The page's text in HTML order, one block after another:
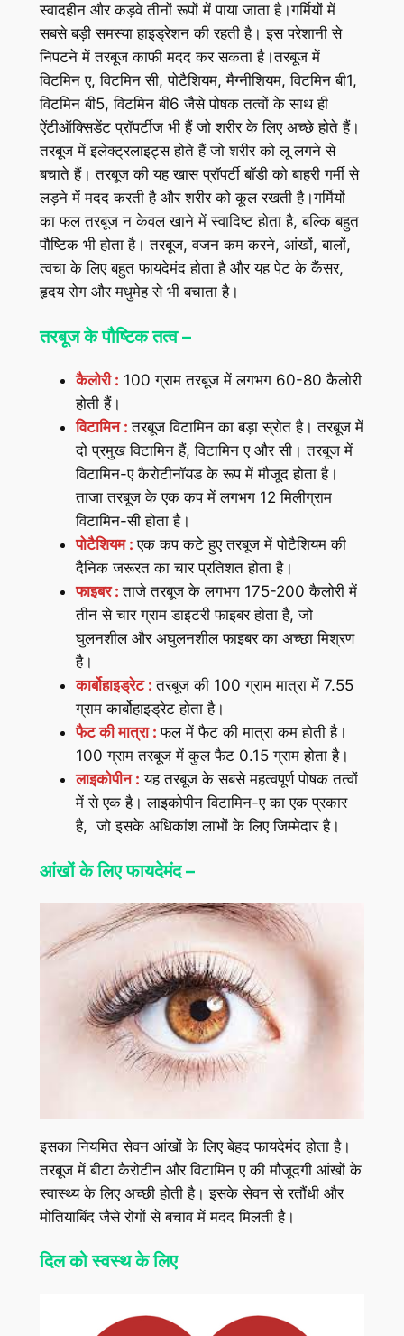
स्वादहीन और कड़वे तीनों रूपों में पाया जाता है।गर्मियों में
सबसे बड़ी समस्या हाइड्रेशन की रहती है। इस परेशानी से
निपटने में तरबूज काफी मदद कर सकता है।तरबूज में
विटमिन ए, विटमिन सी, पोटैशियम, मैग्नीशियम, विटमिन बी1,
विटमिन बी5, विटमिन बी6 जैसे पोषक तत्वों के साथ ही
ऐंटीऑक्सिडेंट प्रॉपर्टीज भी हैं जो शरीर के लिए अच्छे होते हैं।
तरबूज में इलेक्ट्रलाइट्स होते हैं जो शरीर को लू लगने से
बचाते हैं। तरबूज की यह खास प्रॉपर्टी बॉडी को बाहरी गर्मी से
लड़ने में मदद करती है और शरीर को कूल रखती है।गर्मियों
का फल तरबूज न केवल खाने में स्‍वादिष्‍ट होता है, बल्कि बहुत
पौष्टिक भी होता है। तरबूज, वजन कम करने, आंखों, बालों,
त्‍वचा के लिए बहुत फायदेमंद होता है और यह पेट के कैंसर,
हृदय रोग और मधुमेह से भी बचाता है।
तरबूज के पौष्टिक तत्व –
कैलोरी : 100 ग्राम तरबूज में लगभग 60-80 कैलोरी
होती हैं।
विटामिन : तरबूज विटामिन का बड़ा स्रोत है। तरबूज में
दो प्रमुख विटामिन हैं, विटामिन ए और सी। तरबूज में
विटामिन-ए कैरोटीनॉयड के रूप में मौजूद होता है।
ताजा तरबूज के एक कप में लगभग 12 मिलीग्राम
विटामिन-सी होता है।
पोटैशियम : एक कप कटे हुए तरबूज में पोटैशियम की
दैनिक जरूरत का चार प्रतिशत होता है।
फाइबर : ताजे तरबूज के लगभग 175-200 कैलोरी में
तीन से चार ग्राम डाइटरी फाइबर होता है, जो
घुलनशील और अघुलनशील फाइबर का अच्छा मिश्रण
है।
कार्बोहाइड्रेट :तरबूज की 100 ग्राम मात्रा में 7.55
ग्राम कार्बोहाइड्रेट होता है।
फैट की मात्रा : फल में फैट की मात्रा कम होती है।
100 ग्राम तरबूज में कुल फैट 0.15 ग्राम होता है।
लाइकोपीन : यह तरबूज के सबसे महत्वपूर्ण पोषक तत्वों
में से एक है। लाइकोपीन विटामिन-ए का एक प्रकार
है, जो इसके अधिकांश लाभों के लिए जिम्मेदार है।
आंखों के लिए फायदेमंद –
इसका नियमित सेवन आंखों के लिए बेहद फायदेमंद होता है।
तरबूज में बीटा कैरोटीन और विटामिन ए की मौजूदगी आंखों के
स्‍वास्‍थ्‍य के लिए अच्‍छी होती है। इसके सेवन से रतौंधी और
मोतियाबिंद जैसे रोगों से बचाव में मदद मिलती है।
दिल को स्‍वस्‍थ के लिए